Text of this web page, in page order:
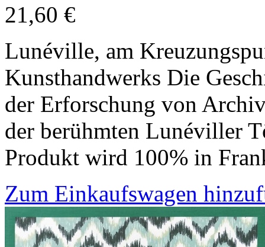
21,60 €
Lunéville, am
Kunsthandwerks Die
der Erforschung von
der berühmten Lunéviller
Produkt wird 100% in
Zum Einkaufswagen